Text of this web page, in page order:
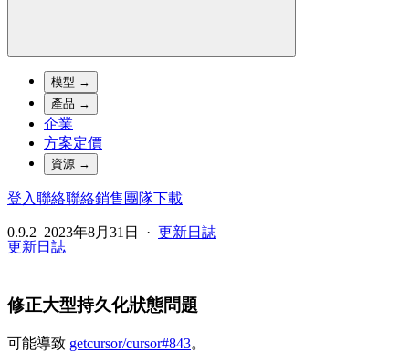
模型 →
產品 →
企業
方案定價
資源 →
登入聯絡聯絡銷售團隊下載
0.9.2 2023年8月31日 · 更新日誌
更新日誌
修正大型持久化狀態問題
可能導致 getcursor/cursor#843。